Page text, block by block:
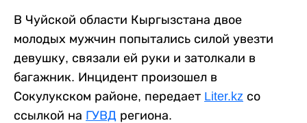
В Чуйской области Кыргызстана двое
молодых мужчин попытались силой увезти
девушку, связали ей руки и затолкали в
багажник. Инцидент произошел в
Сокулукском районе, передает Liter.kz со
ссылкой на ГУВД региона.